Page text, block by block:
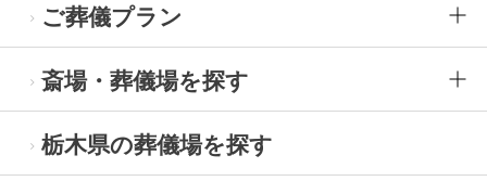
ご葬儀プラン
斎場・葬儀場を探す
栃木県の葬儀場を探す